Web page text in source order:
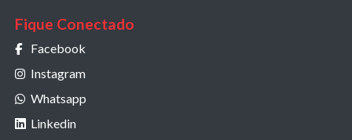
Fique Conectado
Facebook
Instagram
Whatsapp
Linkedin